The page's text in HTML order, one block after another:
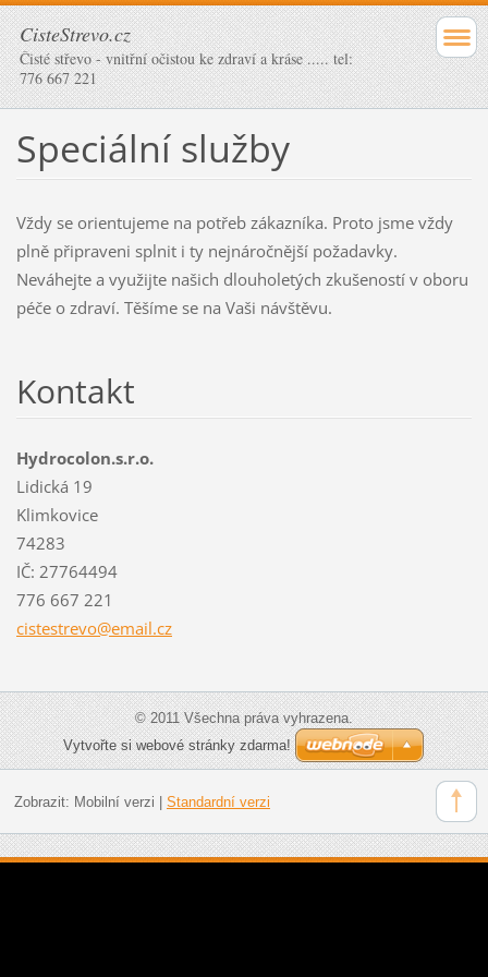
CisteStrevo.cz
Čisté střevo - vnitřní očistou ke zdraví a kráse ..... tel:
776 667 221
Speciální služby
Vždy se orientujeme na potřeb zákazníka. Proto jsme vždy
plně připraveni splnit i ty nejnáročnější požadavky.
Neváhejte a využijte našich dlouholetých zkušeností v oboru
péče o zdraví. Těšíme se na Vaši návštěvu.
Kontakt
Hydrocolon.s.r.o.
Lidická 19
Klimkovice
74283
IČ: 27764494
776 667 221
cistestrevo@email.cz
© 2011 Všechna práva vyhrazena.
Vytvořte si webové stránky zdarma!
Zobrazit: Mobilní verzi Standardní verzi